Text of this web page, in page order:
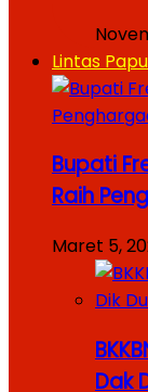
Lintas
Bupati
Raih
Maret 5,
Dak